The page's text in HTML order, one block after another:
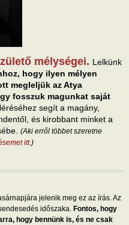
mélységei. Lelkünk
hogy ilyen mélyen
megleljük az Atya
fosszuk magunkat saját
segít a magány,
és kirobbant minket a
(Aki erről többet szeretne
itt.)
jelenik meg ez az írás. Az
időszaka. Fontos, hogy
hogy bennünk is, és ne csak